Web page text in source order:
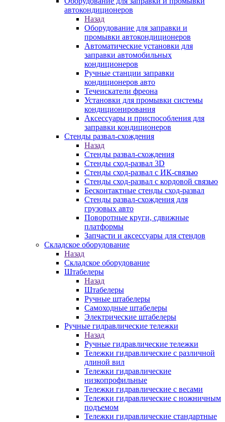
автокондиционеров
Назад
Оборудование для заправки и
промывки автокондиционеров
Автоматические установки для
заправки автомобильных
кондиционеров
Ручные станции заправки
кондиционеров авто
Течеискатели фреона
Установки для промывки системы
кондиционирования
Аксессуары и приспособления для
заправки кондиционеров
Стенды развал-схождения
Назад
Стенды развал-схождения
Стенды сход-развал 3D
Стенды сход-развал с ИК-связью
Стенды сход-развал с кордовой связью
Бесконтактные стенды сход-развал
Стенды развал-схождения для
грузовых авто
Поворотные круги, сдвижные
платформы
Запчасти и аксессуары для стендов
Складское оборудование
Назад
Складское оборудование
Штабелеры
Назад
Штабелеры
Ручные штабелеры
Самоходные штабелеры
Электрические штабелеры
Ручные гидравлические тележки
Назад
Ручные гидравлические тележки
Тележки гидравлические с различной
длиной вил
Тележки гидравлические
низкопрофильные
Тележки гидравлические с весами
Тележки гидравлические с ножничным
подъемом
Тележки гидравлические стандартные